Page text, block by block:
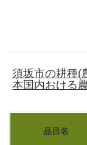
須坂市の耕種(
本国内おける
品目名